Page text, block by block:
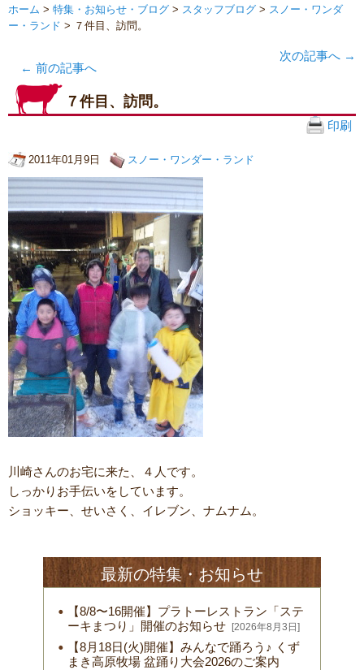
ホーム > 特集・お知らせ・ブログ > スタッフブログ > スノー・ワンダ
ー・ランド > ７件目、訪問。
← 前の記事へ
次の記事へ →
７件目、訪問。
印刷
2011年01月9日 スノー・ワンダー・ランド
川崎さんのお宅に来た、４人です。
しっかりお手伝いをしています。
ショッキー、せいさく、イレブン、ナムナム。
最新の特集・お知らせ
【8/8〜16開催】プラトーレストラン「ステ
ーキまつり」開催のお知らせ
[2026年8月3日]
【8月18日(火)開催】みんなで踊ろう♪ くず
まき高原牧場 盆踊り大会2026のご案内